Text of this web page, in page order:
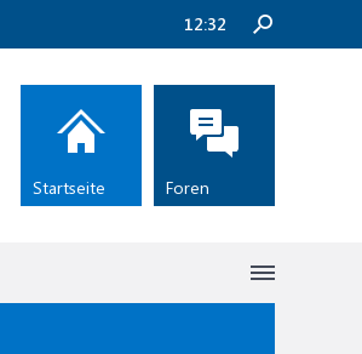
12:32
Startseite Foren